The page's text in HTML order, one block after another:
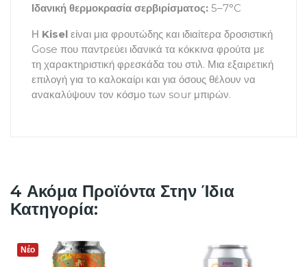
Ιδανική θερμοκρασία σερβιρίσματος: 5–7°C
Η Kisel είναι μια φρουτώδης και ιδιαίτερα δροσιστική
Gose που παντρεύει ιδανικά τα κόκκινα φρούτα με
τη χαρακτηριστική φρεσκάδα του στιλ. Μια εξαιρετική
επιλογή για το καλοκαίρι και για όσους θέλουν να
ανακαλύψουν τον κόσμο των sour μπιρών.
4 Ακόμα Προϊόντα Στην Ίδια
Κατηγορία:
Νέο